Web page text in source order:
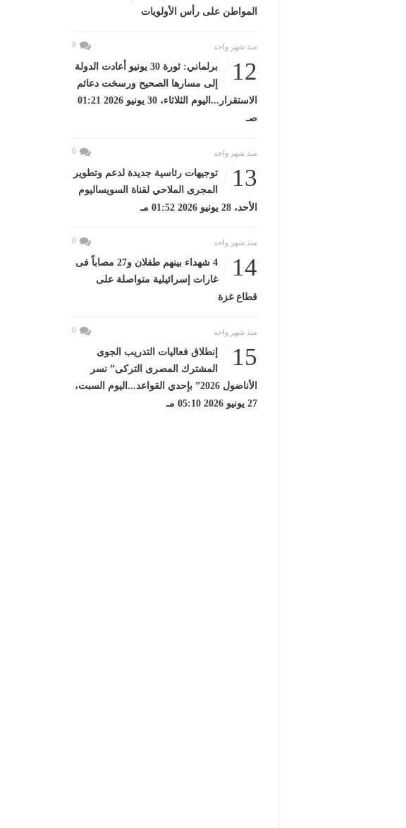
المواطن على رأس الأولويات
منذ شهر واحد 0
12
برلماني: ثورة 30 يونيو أعادت الدولة
إلى مسارها الصحيح ورسخت دعائم
الاستقرار...اليوم الثلاثاء، 30 يونيو 2026 01:21
صـ
منذ شهر واحد 0
13
توجيهات رئاسية جديدة لدعم وتطوير
المجرى الملاحي لقناة السويساليوم
الأحد، 28 يونيو 2026 01:52 مـ
منذ شهر واحد 0
14
4 شهداء بينهم طفلان و27 مصاباً فى
غارات إسرائيلية متواصلة على
قطاع غزة
منذ شهر واحد 0
15
إنطلاق فعاليات التدريب الجوى
المشترك المصرى التركى” نسر
الأناضول 2026” بإحدي القواعد...اليوم السبت،
27 يونيو 2026 05:10 مـ